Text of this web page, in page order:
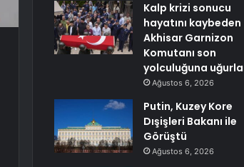
Kalp krizi sonucu
hayatını kaybeden
Akhisar Garnizon
Komutanı son
yolculuğuna
Ağustos 6, 2026
Putin, Kuzey Kore
Dışişleri Bakanı ile
Görüştü
Ağustos 6, 2026